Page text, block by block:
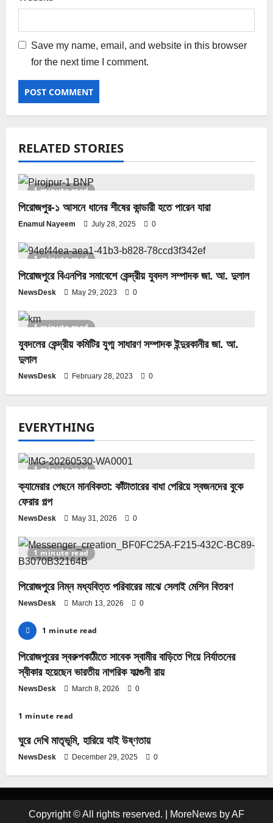
Save my name, email, and website in this browser
for the next time I comment.
RELATED STORIES
1 minute read
পিরোজপুর-১ আসনে ধানের শীষের কান্ডারী হতে পারেন যারা
Enamul Nayeem July 28, 2025 0
1 minute read
পিরোজপুরে বিএনপির সমাবেশে কেন্দ্রীয় যুবদল সম্পাদক জা. আ. দুলাল
NewsDesk May 29, 2023 0
1 minute read
যুবদলের কেন্দ্রীয় কমিটির যুগ্ম সাধারণ সম্পাদক ইন্দুরকানীর জা. আ.
দুলাল
NewsDesk February 28, 2023 0
EVERYTHING
1 minute read
ক্যামেরার পেছনে মানবিকতা: কাঁটাতারের বাধা পেরিয়ে স্বজনদের বুকে
ফেরার গল্প
NewsDesk May 31, 2026 0
1 minute read
পিরোজপুরে নিম্ন মধ্যবিত্ত পরিবারের মাঝে সেলাই মেশিন বিতরণ
NewsDesk March 13, 2026 0
1 minute read
পিরোজপুরের স্বরুপকাঠীতে সাবেক স্বামীর বাড়িতে গিয়ে নির্যাতনের
স্বীকার হয়েছেন ভারতীয় নাগরিক ফাল্গুনী রায়
NewsDesk March 8, 2026 0
1 minute read
ঘুরে দেখি মাতৃভূমি, হারিয়ে যাই উষ্ণতায়
NewsDesk December 29, 2025 0
Copyright © All rights reserved. MoreNews by AF